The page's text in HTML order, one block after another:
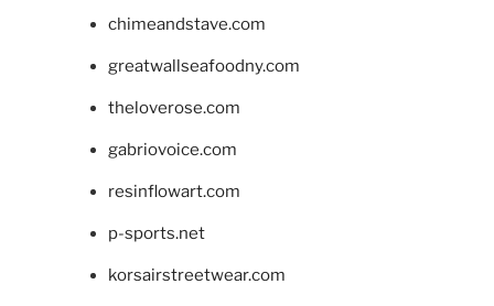
chimeandstave.com
greatwallseafoodny.com
theloverose.com
gabriovoice.com
resinflowart.com
p-sports.net
korsairstreetwear.com